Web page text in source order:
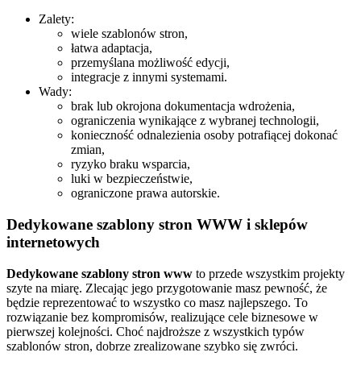
Zalety:
wiele szablonów stron,
łatwa adaptacja,
przemyślana możliwość edycji,
integracje z innymi systemami.
Wady:
brak lub okrojona dokumentacja wdrożenia,
ograniczenia wynikające z wybranej technologii,
konieczność odnalezienia osoby potrafiącej dokonać
zmian,
ryzyko braku wsparcia,
luki w bezpieczeństwie,
ograniczone prawa autorskie.
Dedykowane szablony stron WWW i sklepów
internetowych
Dedykowane szablony stron www to przede wszystkim projekty
szyte na miarę. Zlecając jego przygotowanie masz pewność, że
będzie reprezentować to wszystko co masz najlepszego. To
rozwiązanie bez kompromisów, realizujące cele biznesowe w
pierwszej kolejności. Choć najdroższe z wszystkich typów
szablonów stron, dobrze zrealizowane szybko się zwróci.